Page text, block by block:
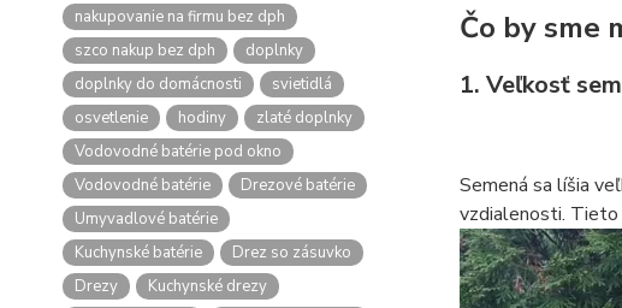
nakupovanie na firmu bez dph
szco nakup bez dph
doplnky
doplnky do domácnosti
svietidlá
osvetlenie
hodiny
zlaté doplnky
Vodovodné batérie pod okno
Vodovodné batérie
Drezové batérie
Umyvadlové batérie
Kuchynské batérie
Drez so zásuvko
Drezy
Kuchynské drezy
Čo by sme
1. Veľkosť
Semená sa líšia
vzdialenosti. Tieto